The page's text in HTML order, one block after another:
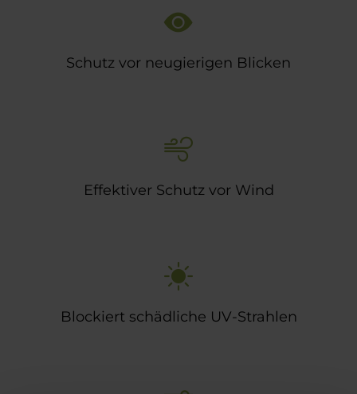
Schutz vor neugierigen Blicken
Effektiver Schutz vor Wind
Blockiert schädliche UV-Strahlen